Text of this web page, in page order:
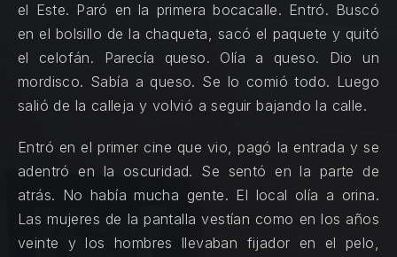
el Este. Paró en la primera bocacalle. Entró. Buscó
en el bolsillo de la chaqueta, sacó el paquete y quitó
el celofán. Parecía queso. Olía a queso. Dio un
mordisco. Sabía a queso. Se lo comió todo. Luego
salió de la calleja y volvió a seguir bajando la calle.
Entró en el primer cine que vio, pagó la entrada y se
adentró en la oscuridad. Se sentó en la parte de
atrás. No había mucha gente. El local olía a orina.
Las mujeres de la pantalla vestían como en los años
veinte y los hombres llevaban fijador en el pelo,